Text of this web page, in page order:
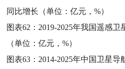
同比增长（单位：亿元，%）
图表62： 2019-2025年我国遥感
（单位：亿元，%）
图表63： 2014-2025年中国卫星